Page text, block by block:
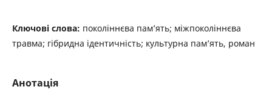
Ключові слова: поколіннєва пам’ять; міжпоколіннєва
травма; гібридна ідентичність; культурна пам’ять, роман
Анотація